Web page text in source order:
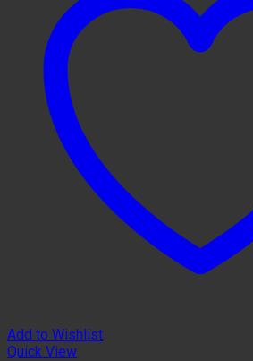
Add to Wishlist
Quick View